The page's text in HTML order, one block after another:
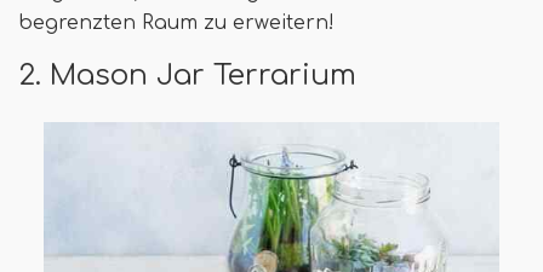
begrenzten Raum zu erweitern!
2. Mason Jar Terrarium